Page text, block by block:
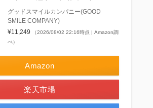
グッドスマイルカンパニー(GOOD
SMILE COMPANY)
¥11,249
（2026/08/02 22:16時点 | Amazon調
べ）
Amazon
楽天市場